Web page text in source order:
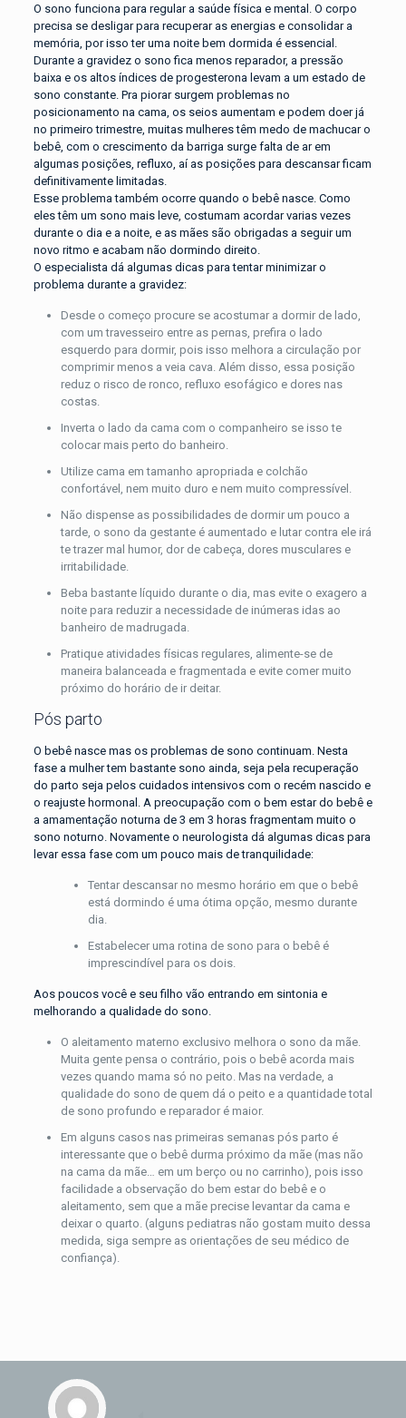
O sono funciona para regular a saúde física e mental. O corpo
precisa se desligar para recuperar as energias e consolidar a
memória, por isso ter uma noite bem dormida é essencial.
Durante a gravidez o sono fica menos reparador, a pressão
baixa e os altos índices de progesterona levam a um estado de
sono constante. Pra piorar surgem problemas no
posicionamento na cama, os seios aumentam e podem doer já
no primeiro trimestre, muitas mulheres têm medo de machucar o
bebê, com o crescimento da barriga surge falta de ar em
algumas posições, refluxo, aí as posições para descansar ficam
definitivamente limitadas.
Esse problema também ocorre quando o bebê nasce. Como
eles têm um sono mais leve, costumam acordar varias vezes
durante o dia e a noite, e as mães são obrigadas a seguir um
novo ritmo e acabam não dormindo direito.
O especialista dá algumas dicas para tentar minimizar o
problema durante a gravidez:
Desde o começo procure se acostumar a dormir de lado,
com um travesseiro entre as pernas, prefira o lado
esquerdo para dormir, pois isso melhora a circulação por
comprimir menos a veia cava. Além disso, essa posição
reduz o risco de ronco, refluxo esofágico e dores nas
costas.
Inverta o lado da cama com o companheiro se isso te
colocar mais perto do banheiro.
Utilize cama em tamanho apropriada e colchão
confortável, nem muito duro e nem muito compressível.
Não dispense as possibilidades de dormir um pouco a
tarde, o sono da gestante é aumentado e lutar contra ele irá
te trazer mal humor, dor de cabeça, dores musculares e
irritabilidade.
Beba bastante líquido durante o dia, mas evite o exagero a
noite para reduzir a necessidade de inúmeras idas ao
banheiro de madrugada.
Pratique atividades físicas regulares, alimente-se de
maneira balanceada e fragmentada e evite comer muito
próximo do horário de ir deitar.
Pós parto
O bebê nasce mas os problemas de sono continuam. Nesta
fase a mulher tem bastante sono ainda, seja pela recuperação
do parto seja pelos cuidados intensivos com o recém nascido e
o reajuste hormonal. A preocupação com o bem estar do bebê e
a amamentação noturna de 3 em 3 horas fragmentam muito o
sono noturno. Novamente o neurologista dá algumas dicas para
levar essa fase com um pouco mais de tranquilidade:
Tentar descansar no mesmo horário em que o bebê
está dormindo é uma ótima opção, mesmo durante
dia.
Estabelecer uma rotina de sono para o bebê é
imprescindível para os dois.
Aos poucos você e seu filho vão entrando em sintonia e
melhorando a qualidade do sono.
O aleitamento materno exclusivo melhora o sono da mãe.
Muita gente pensa o contrário, pois o bebê acorda mais
vezes quando mama só no peito. Mas na verdade, a
qualidade do sono de quem dá o peito e a quantidade total
de sono profundo e reparador é maior.
Em alguns casos nas primeiras semanas pós parto é
interessante que o bebê durma próximo da mãe (mas não
na cama da mãe… em um berço ou no carrinho), pois isso
facilidade a observação do bem estar do bebê e o
aleitamento, sem que a mãe precise levantar da cama e
deixar o quarto. (alguns pediatras não gostam muito dessa
medida, siga sempre as orientações de seu médico de
confiança).